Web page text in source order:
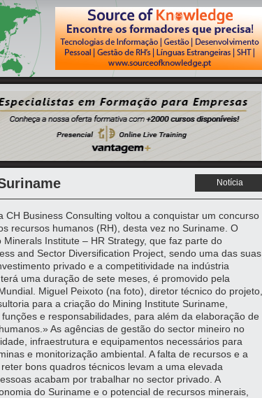
Notícia
CH Business Consulting voltou a conquistar um concurso
recursos humanos (RH), desta vez no Suriname. O
Institute – HR Strategy, que faz parte do
and Sector Diversification Project, sendo uma das suas
privado e a competitividade na indústria
uma duração de sete meses, é promovido pela
Miguel Peixoto (na foto), diretor técnico do projeto,
para a criação do Mining Institute Suriname,
e responsabilidades, para além da elaboração de
As agências de gestão do sector mineiro no
infraestrutura e equipamentos necessários para
e monitorização ambiental. A falta de recursos e a
bons quadros técnicos levam a uma elevada
acabam por trabalhar no sector privado. A
do Suriname e o potencial de recursos minerais,